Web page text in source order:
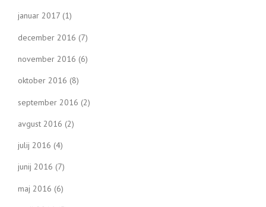
januar 2017 (1)
december 2016 (7)
november 2016 (6)
oktober 2016 (8)
september 2016 (2)
avgust 2016 (2)
julij 2016 (4)
junij 2016 (7)
maj 2016 (6)